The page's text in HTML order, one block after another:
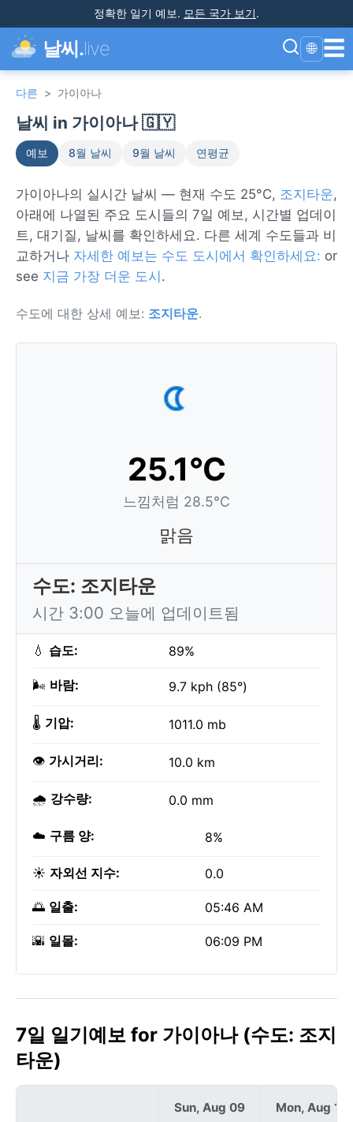
정확한 일기 예보. 모든 국가 보기.
날씨.live 🌐 ☰
다른 > 가이아나
날씨 in 가이아나 🇬🇾
예보 8월 날씨 9월 날씨 연평균
가이아나의 실시간 날씨 — 현재 수도 25°C, 조지타운,
아래에 나열된 주요 도시들의 7일 예보, 시간별 업데이
트, 대기질, 날씨를 확인하세요. 다른 세계 수도들과 비
교하거나 자세한 예보는 수도 도시에서 확인하세요: or
see 지금 가장 더운 도시 .
수도에 대한 상세 예보: 조지타운.
25.1°C
느낌처럼 28.5°C
맑음
수도: 조지타운
시간 3:00 오늘에 업데이트됨
💧 습도: 89%
🌬️ 바람: 9.7 kph (85°)
🌡️ 기압: 1011.0 mb
👁️ 가시거리: 10.0 km
🌧️ 강수량: 0.0 mm
☁️ 구름 양: 8%
☀️ 자외선 지수: 0.0
🌅 일출: 05:46 AM
🌇 일몰: 06:09 PM
7일 일기예보 for 가이아나 (수도: 조지
타운)
Sun, Aug 09 Mon, Aug 10